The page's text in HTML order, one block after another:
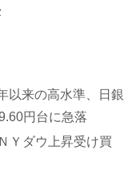
以来の高水準、日銀
円台に急落
Ｙダウ上昇受け買